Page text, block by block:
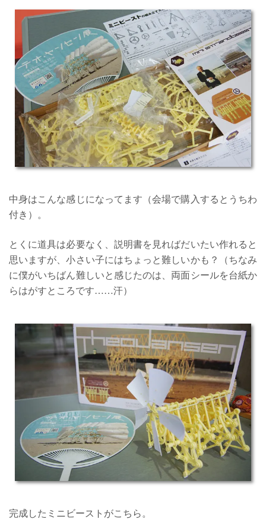
中身はこんな感じになってます（会場で購入するとうちわ
付き）。
とくに道具は必要なく、説明書を見ればだいたい作れると
思いますが、小さい子にはちょっと難しいかも？（ちなみ
に僕がいちばん難しいと感じたのは、両面シールを台紙か
らはがすところです……汗）
完成したミニビーストがこちら。